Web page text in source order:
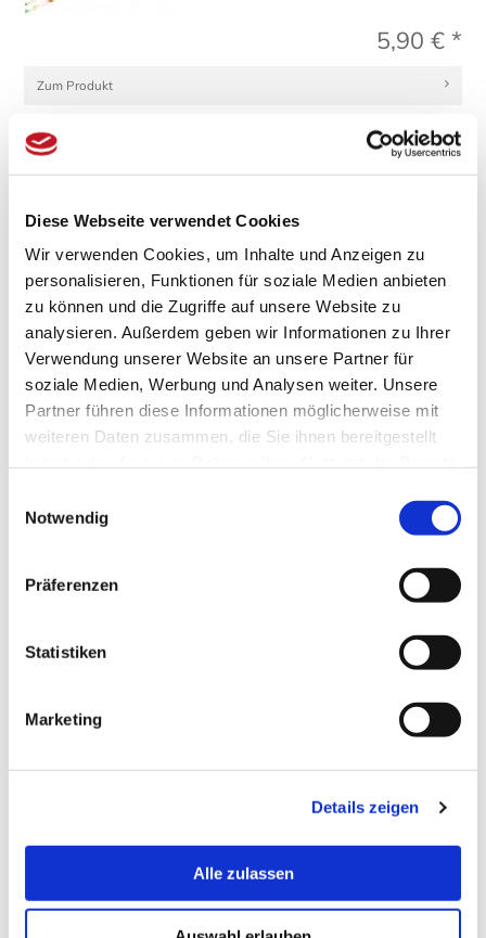
Diese Webseite verwendet Cookies
Wir verwenden Cookies, um Inhalte und Anzeigen zu
personalisieren, Funktionen für soziale Medien anbieten
zu können und die Zugriffe auf unsere Website zu
analysieren. Außerdem geben wir Informationen zu Ihrer
Verwendung unserer Website an unsere Partner für
soziale Medien, Werbung und Analysen weiter. Unsere
Partner führen diese Informationen möglicherweise mit
weiteren Daten zusammen, die Sie ihnen bereitgestellt
Notwendig
Präferenzen
Statistiken
Marketing
Details zeigen
Alle zulassen
5,90 € *
Zum Produkt
Masking Tape – Smoky
Pink
3,50 € *
Zum Produkt
Masking Tape – Matte
18,50 € *
Zum Produkt